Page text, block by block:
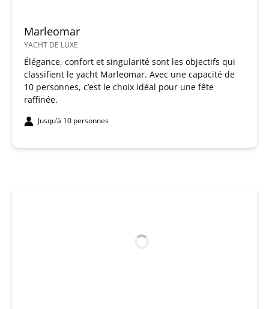
Marleomar
YACHT DE LUXE
Élégance, confort et singularité sont les objectifs qui
classifient le yacht Marleomar. Avec une capacité de
10 personnes, c’est le choix idéal pour une fête
raffinée.
Jusqu’à 10 personnes